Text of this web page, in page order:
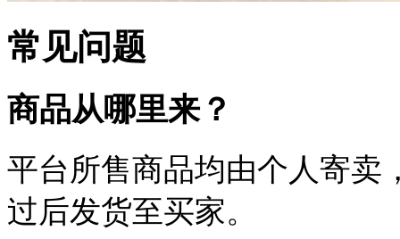
常见问题
商品从哪里来？
平台所售商品均由个人寄卖
过后发货至买家。